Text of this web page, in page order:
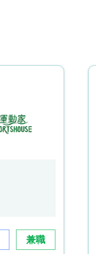
兼職